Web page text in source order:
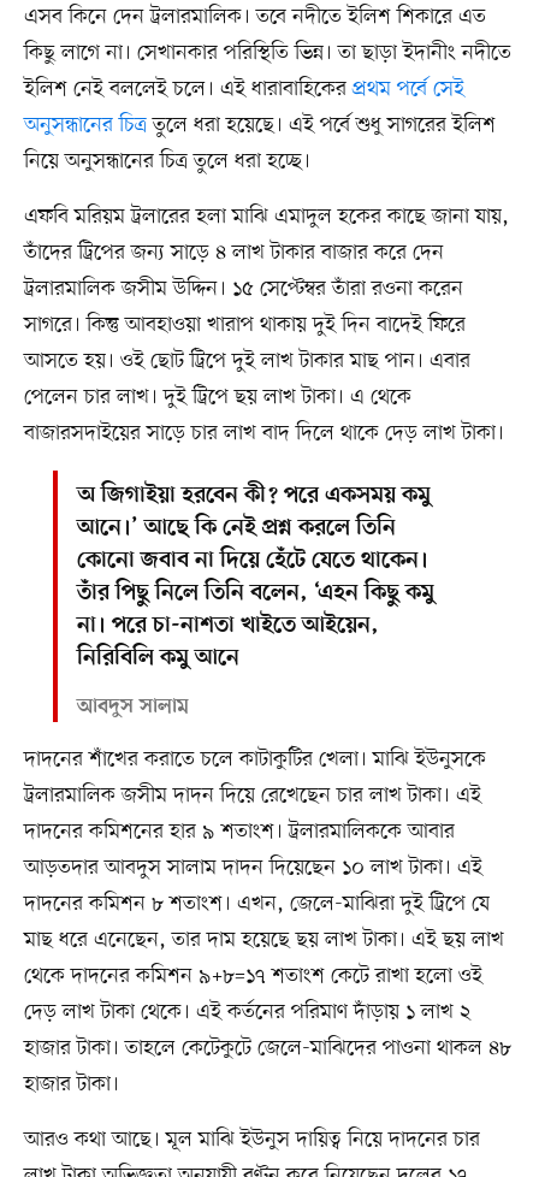
এসব কিনে দেন ট্রলারমালিক। তবে নদীতে ইলিশ শিকারে এত
কিছু লাগে না। সেখানকার পরিস্থিতি ভিন্ন। তা ছাড়া ইদানীং নদীতে
ইলিশ নেই বললেই চলে। এই ধারাবাহিকেরপ্রথম পর্বে সেই
অনুসন্ধানের চিত্রতুলে ধরা হয়েছে। এই পর্বে শুধু সাগরের ইলিশ
নিয়ে অনুসন্ধানের চিত্র তুলে ধরা হচ্ছে।
এফবি মরিয়ম ট্রলারের হলা মাঝি এমাদুল হকের কাছে জানা যায়,
তাঁদের ট্রিপের জন্য সাড়ে ৪ লাখ টাকার বাজার করে দেন
ট্রলারমালিক জসীম উদ্দিন। ১৫ সেপ্টেম্বর তাঁরা রওনা করেন
সাগরে। কিন্তু আবহাওয়া খারাপ থাকায় দুই দিন বাদেই ফিরে
আসতে হয়। ওই ছোট ট্রিপে দুই লাখ টাকার মাছ পান। এবার
পেলেন চার লাখ। দুই ট্রিপে ছয় লাখ টাকা। এ থেকে
বাজারসদাইয়ের সাড়ে চার লাখ বাদ দিলে থাকে দেড় লাখ টাকা।
অ জিগাইয়া হরবেন কী? পরে একসময় কমু
আনে।’ আছে কি নেই প্রশ্ন করলে তিনি
কোনো জবাব না দিয়ে হেঁটে যেতে থাকেন।
তাঁর পিছু নিলে তিনি বলেন, ‘এহন কিছু কমু
না। পরে চা-নাশতা খাইতে আইয়েন,
নিরিবিলি কমু আনে
আবদুস সালাম
দাদনের শাঁখের করাতে চলে কাটাকুটির খেলা। মাঝি ইউনুসকে
ট্রলারমালিক জসীম দাদন দিয়ে রেখেছেন চার লাখ টাকা। এই
দাদনের কমিশনের হার ৯ শতাংশ। ট্রলারমালিককে আবার
আড়তদার আবদুস সালাম দাদন দিয়েছেন ১০ লাখ টাকা। এই
দাদনের কমিশন ৮ শতাংশ। এখন, জেলে-মাঝিরা দুই ট্রিপে যে
মাছ ধরে এনেছেন, তার দাম হয়েছে ছয় লাখ টাকা। এই ছয় লাখ
থেকে দাদনের কমিশন ৯+৮=১৭ শতাংশ কেটে রাখা হলো ওই
দেড় লাখ টাকা থেকে। এই কর্তনের পরিমাণ দাঁড়ায় ১ লাখ ২
হাজার টাকা। তাহলে কেটেকুটে জেলে-মাঝিদের পাওনা থাকল ৪৮
হাজার টাকা।
আরও কথা আছে। মূল মাঝি ইউনুস দায়িত্ব নিয়ে দাদনের চার